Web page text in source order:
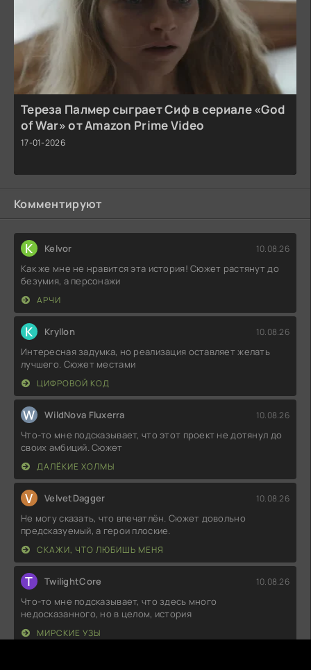
Тереза Палмер сыграет Сиф в сериале «God
of War» от Amazon Prime Video
17-01-2026
Комментируют
K Kelvor 10.08.26
Как же мне не нравится эта история! Сюжет растянут до
безумия, а персонажи
АРЧИ
K Kryllon 10.08.26
Интересная задумка, но реализация оставляет желать
лучшего. Сюжет местами
ЦИФРОВОЙ КОД
W WildNova Fluxerra 10.08.26
Что-то мне подсказывает, что этот проект не дотянул до
своих амбиций. Сюжет
ДАЛЁКИЕ ХОЛМЫ
V VelvetDagger 10.08.26
Не могу сказать, что впечатлён. Сюжет довольно
предсказуемый, а герои плоские.
СКАЖИ, ЧТО ЛЮБИШЬ МЕНЯ
T TwilightCore 10.08.26
Что-то мне подсказывает, что здесь много
недосказанного, но в целом, история
МИРСКИЕ УЗЫ